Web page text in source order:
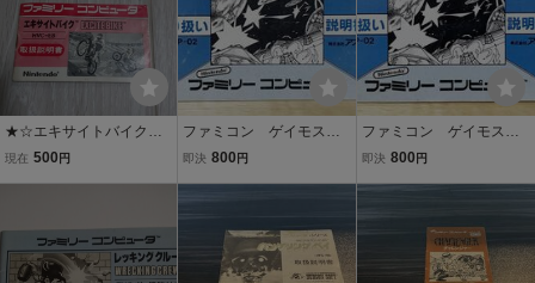
★☆エキサイトバイク
説明書のみです。☆★
現在 500 円
ファミコン ゲイモス
説明書
即決 800 円
ファミコン ゲイモス
説明書
即決 800 円